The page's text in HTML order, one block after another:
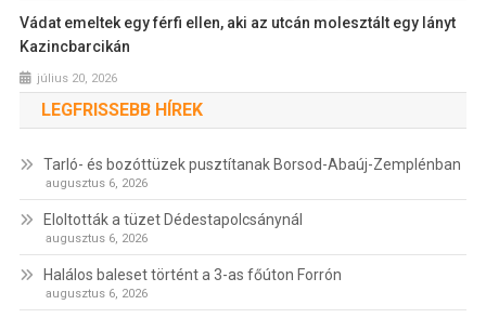
Vádat emeltek egy férfi ellen, aki az utcán molesztált egy lányt
Kazincbarcikán
július 20, 2026
LEGFRISSEBB HÍREK
Tarló- és bozóttüzek pusztítanak Borsod-Abaúj-Zemplénban
augusztus 6, 2026
Eloltották a tüzet Dédestapolcsánynál
augusztus 6, 2026
Halálos baleset történt a 3-as főúton Forrón
augusztus 6, 2026